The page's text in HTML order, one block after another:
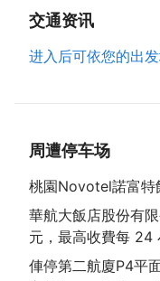
交通资讯
进入后可依您的出
周遭停车场
桃園Novotel諾富特
華航大飯店股份有
元，最高收費每 24
俥停第二航廈P4平